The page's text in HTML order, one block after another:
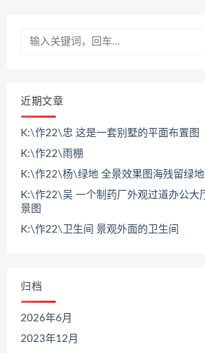
近期文章
K:\作22\忠 这是一套别墅的平面布置图
K:\作22\雨棚
K:\作22\杨\绿地 全景效果图海残留绿
K:\作22\吴 一个制药厂外观过道办公大
景图
K:\作22\卫生间 景观外面的卫生间
归档
2026年6月
2023年12月